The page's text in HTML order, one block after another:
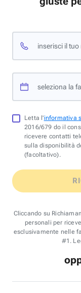
inserisci il
seleziona la
Letta l'informativa
2016/679 do il
ricevere contatti
sulla disponibilità
(facoltativo).
Cliccando su
personali per
esclusivamente nelle
#1.